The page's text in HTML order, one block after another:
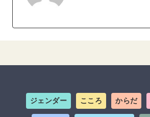
ジェンダー こころ からだ